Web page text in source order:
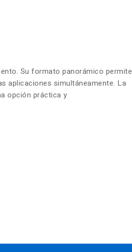
Su formato panorámico permite
aplicaciones simultáneamente. La
opción práctica y